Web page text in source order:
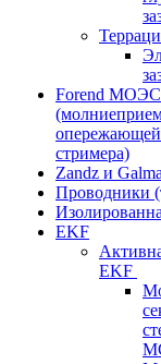
Forend МОЭС
стримера)
Zandz и
Проводники
EKF
EKF